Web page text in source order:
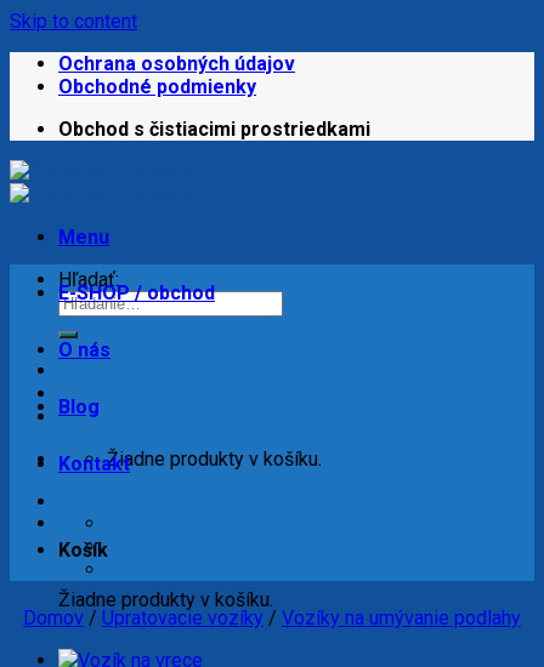
Skip to content
Ochrana osobných údajov
Obchodné podmienky
Obchod s čistiacimi prostriedkami
Menu
Hľadať:
Žiadne produkty v košíku.
Košík
Žiadne produkty v košíku.
E-SHOP / obchod
O nás
Blog
Kontakt
Domov / Upratovacie vozíky / Vozíky na umývanie podlahy